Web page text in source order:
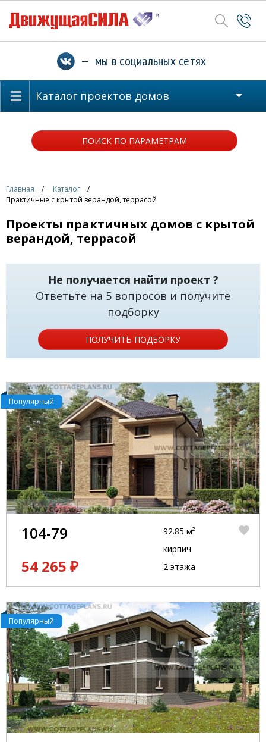
— мы в социальных сетях
Каталог проектов домов
ПОИСК ПО ПАРАМЕТРАМ
Главная
Каталог
Практичные с крытой верандой, террасой
Проекты практичных домов с крытой
верандой, террасой
Не получается найти проект ?
Ответьте на 5 вопросов и получите
подборку
ПОЛУЧИТЬ ПОДБОРКУ
Популярный
104-79
54 265 ₽
92.85 м²
кирпич
2 этажа
Популярный